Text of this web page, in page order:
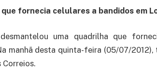
fornecia celulares a bandidos em
uma quadrilha que
manhã desta quinta-feira (05/07/
Correios.